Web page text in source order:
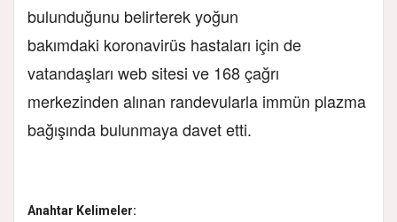
bulunduğunu belirterek yoğun
bakımdaki koronavirüs hastaları için de
vatandaşları web sitesi ve 168 çağrı
merkezinden alınan randevularla immün plazma
bağışında bulunmaya davet etti.
Anahtar Kelimeler: